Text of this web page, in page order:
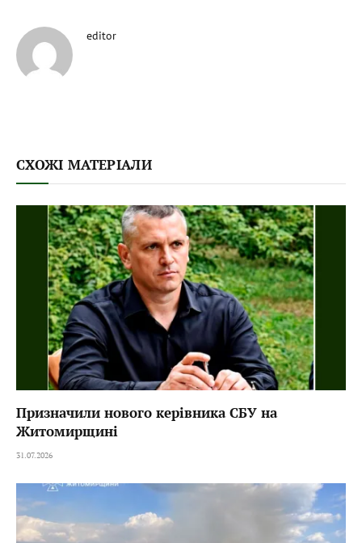
editor
СХОЖІ МАТЕРІАЛИ
Призначили нового керівника СБУ на
Житомирщині
31.07.2026